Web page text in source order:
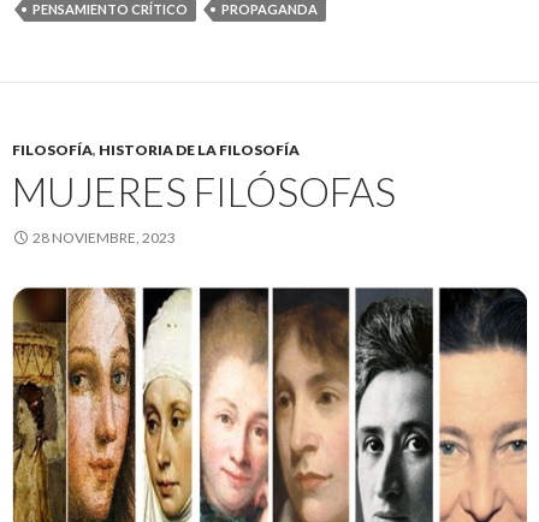
PENSAMIENTO CRÍTICO
PROPAGANDA
FILOSOFÍA, HISTORIA DE LA FILOSOFÍA
MUJERES FILÓSOFAS
28 NOVIEMBRE, 2023